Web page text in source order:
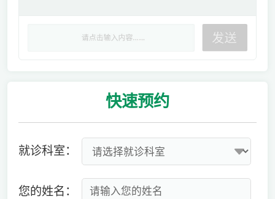
快速预约
就诊科室：
您的姓名：